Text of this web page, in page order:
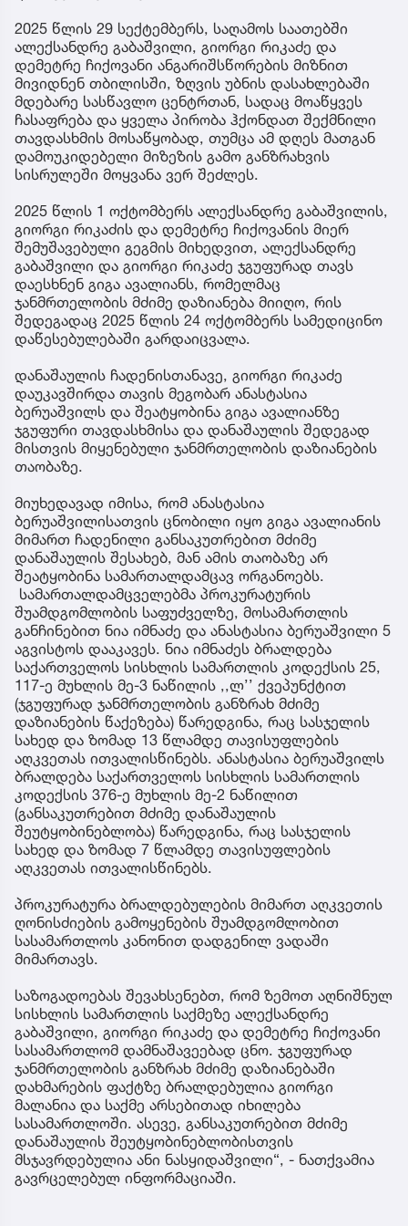
2025 წლის 29 სექტემბერს, საღამოს საათებში
ალექსანდრე გაბაშვილი, გიორგი რიკაძე და
დემეტრე ჩიქოვანი ანგარიშსწორების მიზნით
მივიდნენ თბილისში, ზღვის უბნის დასახლებაში
მდებარე სასწავლო ცენტრთან, სადაც მოაწყვეს
ჩასაფრება და ყველა პირობა ჰქონდათ შექმნილი
თავდასხმის მოსაწყობად, თუმცა ამ დღეს მათგან
დამოუკიდებელი მიზეზის გამო განზრახვის
სისრულეში მოყვანა ვერ შეძლეს.
2025 წლის 1 ოქტომბერს ალექსანდრე გაბაშვილის,
გიორგი რიკაძის და დემეტრე ჩიქოვანის მიერ
შემუშავებული გეგმის მიხედვით, ალექსანდრე
გაბაშვილი და გიორგი რიკაძე ჯგუფურად თავს
დაესხნენ გიგა ავალიანს, რომელმაც
ჯანმრთელობის მძიმე დაზიანება მიიღო, რის
შედეგადაც 2025 წლის 24 ოქტომბერს სამედიცინო
დაწესებულებაში გარდაიცვალა.
დანაშაულის ჩადენისთანავე, გიორგი რიკაძე
დაუკავშირდა თავის მეგობარ ანასტასია
ბერუაშვილს და შეატყობინა გიგა ავალიანზე
ჯგუფური თავდასხმისა და დანაშაულის შედეგად
მისთვის მიყენებული ჯანმრთელობის დაზიანების
თაობაზე.
მიუხედავად იმისა, რომ ანასტასია
ბერუაშვილისათვის ცნობილი იყო გიგა ავალიანის
მიმართ ჩადენილი განსაკუთრებით მძიმე
დანაშაულის შესახებ, მან ამის თაობაზე არ
შეატყობინა სამართალდამცავ ორგანოებს.
სამართალდამცველებმა პროკურატურის
შუამდგომლობის საფუძველზე, მოსამართლის
განჩინებით ნია იმნაძე და ანასტასია ბერუაშვილი 5
აგვისტოს დააკავეს. ნია იმნაძეს ბრალდება
საქართველოს სისხლის სამართლის კოდექსის 25,
117-ე მუხლის მე-3 ნაწილის ,,ლ’’ ქვეპუნქტით
(ჯგუფურად ჯანმრთელობის განზრახ მძიმე
დაზიანების წაქეზება) წარედგინა, რაც სასჯელის
სახედ და ზომად 13 წლამდე თავისუფლების
აღკვეთას ითვალისწინებს. ანასტასია ბერუაშვილს
ბრალდება საქართველოს სისხლის სამართლის
კოდექსის 376-ე მუხლის მე-2 ნაწილით
(განსაკუთრებით მძიმე დანაშაულის
შეუტყობინებლობა) წარედგინა, რაც სასჯელის
სახედ და ზომად 7 წლამდე თავისუფლების
აღკვეთას ითვალისწინებს.
პროკურატურა ბრალდებულების მიმართ აღკვეთის
ღონისძიების გამოყენების შუამდგომლობით
სასამართლოს კანონით დადგენილ ვადაში
მიმართავს.
საზოგადოებას შევახსენებთ, რომ ზემოთ აღნიშნულ
სისხლის სამართლის საქმეზე ალექსანდრე
გაბაშვილი, გიორგი რიკაძე და დემეტრე ჩიქოვანი
სასამართლომ დამნაშავეებად ცნო. ჯგუფურად
ჯანმრთელობის განზრახ მძიმე დაზიანებაში
დახმარების ფაქტზე ბრალდებულია გიორგი
მალანია და საქმე არსებითად იხილება
სასამართლოში. ასევე, განსაკუთრებით მძიმე
დანაშაულის შეუტყობინებლობისთვის
მსჯავრდებულია ანი ნასყიდაშვილი“, - ნათქვამია
გავრცელებულ ინფორმაციაში.